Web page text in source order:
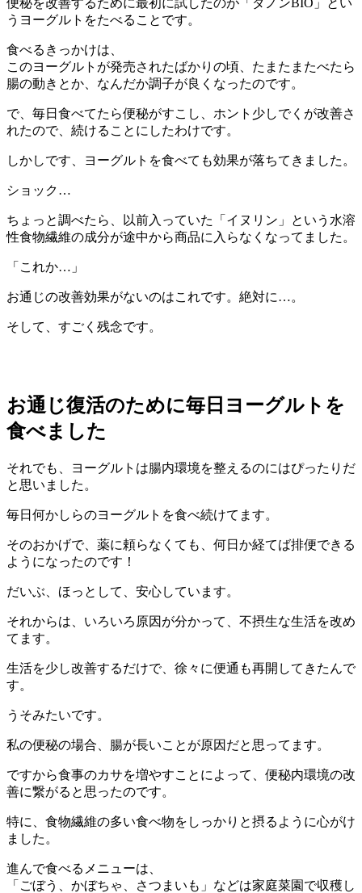
便秘を改善するために最初に試したのが「ダノンBIO」とい
うヨーグルトをたべることです。
食べるきっかけは、
このヨーグルトが発売されたばかりの頃、たまたまたべたら
腸の動きとか、なんだか調子が良くなったのです。
で、毎日食べてたら便秘がすこし、ホント少しでくが改善さ
れたので、続けることにしたわけです。
しかしです、ヨーグルトを食べても効果が落ちてきました。
ショック…
ちょっと調べたら、以前入っていた「イヌリン」という水溶
性食物繊維の成分が途中から商品に入らなくなってました。
「これか…」
お通じの改善効果がないのはこれです。絶対に…。
そして、すごく残念です。
お通じ復活のために毎日ヨーグルトを
食べました
それでも、ヨーグルトは腸内環境を整えるのにはぴったりだ
と思いました。
毎日何かしらのヨーグルトを食べ続けてます。
そのおかげで、薬に頼らなくても、何日か経てば排便できる
ようになったのです！
だいぶ、ほっとして、安心しています。
それからは、いろいろ原因が分かって、不摂生な生活を改め
てます。
生活を少し改善するだけで、徐々に便通も再開してきたんで
す。
うそみたいです。
私の便秘の場合、腸が長いことが原因だと思ってます。
ですから食事のカサを増やすことによって、便秘内環境の改
善に繋がると思ったのです。
特に、食物繊維の多い食べ物をしっかりと摂るように心がけ
ました。
進んで食べるメニューは、
「ごぼう、かぼちゃ、さつまいも」などは家庭菜園で収穫し